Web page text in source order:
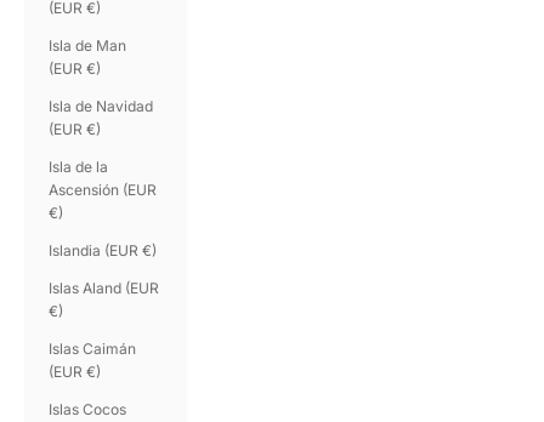
(EUR €)
Isla de Man
(EUR €)
Isla de Navidad
(EUR €)
Isla de la
Ascensión (EUR
€)
Islandia (EUR €)
Islas Aland (EUR
€)
Islas Caimán
(EUR €)
Islas Cocos